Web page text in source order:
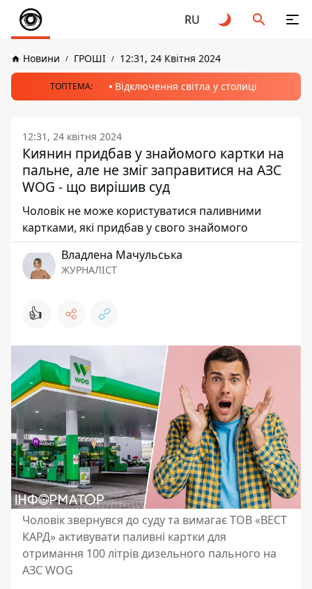
RU
Новини ГРОШІ 12:31, 24 Квітня 2024
ТОПТЕМА: Відключення світла у столиці
12:31, 24 квітня 2024
Киянин придбав у знайомого картки на
пальне, але не зміг заправитися на АЗС
WOG - що вирішив суд
Чоловік не може користуватися паливними
картками, які придбав у свого знайомого
Владлена Мачульська
ЖУРНАЛІСТ
👍
Чоловік звернувся до суду та вимагає ТОВ «ВЕСТ
КАРД» активувати паливні картки для
отримання 100 літрів дизельного пального на
АЗС WOG